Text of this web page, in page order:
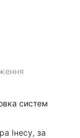
систем
Інесу, за